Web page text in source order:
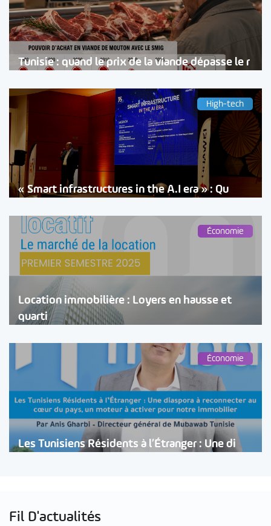
Tunisie : quand le prix de la viande dépasse le r
High-tech
« Smart infrastructures in the A.I era » : Qu
Économie
Location immobilière : Loyers en hausse et
quarti
Économie
Les Tunisiens Résidents à l’Étranger : Une di
Fil D'actualités